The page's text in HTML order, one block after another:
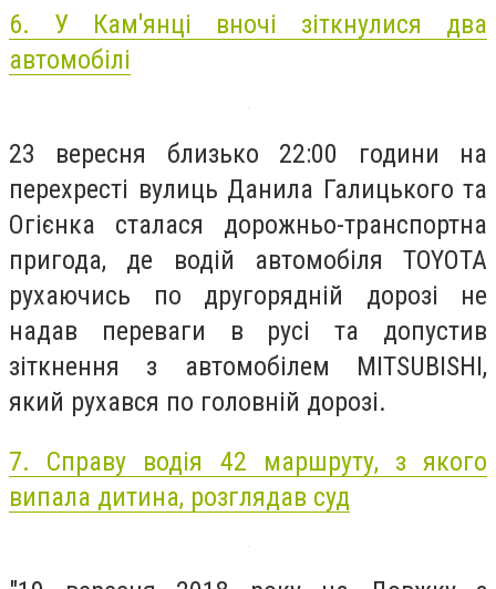
6. У Кам'янці вночі зіткнулися два
автомобілі
23 вересня близько 22:00 години на
перехресті вулиць Данила Галицького та
Огієнка сталася дорожньо-транспортна
пригода, де водій автомобіля TOYOTA
рухаючись по другорядній дорозі не
надав переваги в русі та допустив
зіткнення з автомобілем MITSUBISHI,
який рухався по головній дорозі.
7. Справу водія 42 маршруту, з якого
випала дитина, розглядав суд